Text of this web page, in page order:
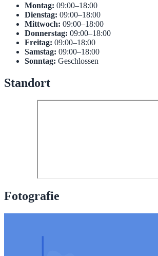
Montag: 09:00–18:00
Dienstag: 09:00–18:00
Mittwoch: 09:00–18:00
Donnerstag: 09:00–18:00
Freitag: 09:00–18:00
Samstag: 09:00–18:00
Sonntag: Geschlossen
Standort
Fotografie